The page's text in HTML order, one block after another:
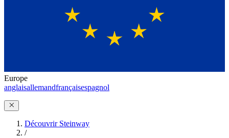
Europe
anglaisallemandfrançaisespagnol
Découvrir Steinway
/